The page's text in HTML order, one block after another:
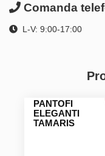
Comanda
L-V: 9:00-17:00
PANTOFI
ELEGANTI
TAMARIS